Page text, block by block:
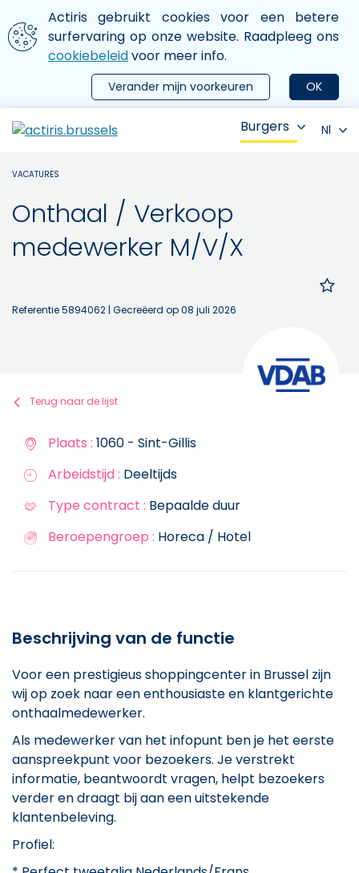
Aller au contenu principal
We gebruiken cookies
Actiris gebruikt cookies voor een betere
surfervaring op onze website. Raadpleeg ons
cookiebeleidvoor meer info.
OK
Verander mijn voorkeuren
le menu
Burgers Nl
VACATURES
Onthaal / Verkoop
medewerker M/V/X
Referentie 5894062 | Gecreëerd op 08 juli 2026
Terug naar de lijst
Plaats : 1060 - Sint-Gillis
Arbeidstijd : Deeltijds
Type contract : Bepaalde duur
Beroepengroep : Horeca / Hotel
Beschrijving van de functie
Voor een prestigieus shoppingcenter in Brussel zijn
wij op zoek naar een enthousiaste en klantgerichte
onthaalmedewerker.
Als medewerker van het infopunt ben je het eerste
aanspreekpunt voor bezoekers. Je verstrekt
informatie, beantwoordt vragen, helpt bezoekers
verder en draagt bij aan een uitstekende
klantenbeleving.
Profiel: